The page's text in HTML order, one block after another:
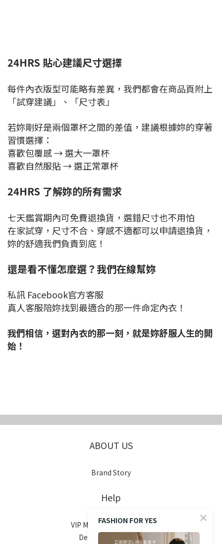
24HRS 貼心建議尺寸選擇
每件內衣版型可能略有差異，我們都會在商品頁附上
「試穿建議」、「尺寸表」
若妳剛好是兩個罩杯之間的差值，建議根據妳的穿著
習慣選擇：
喜歡包覆感 → 選大一罩杯
喜歡自然服貼 → 選正常罩杯
24HRS 了解妳的所有需求
七天鑑賞期內可免費退換貨，選錯尺寸也不用怕
在家試穿，尺寸不合、穿感不適都可以申請退換貨，
妳的舒適我們負責到底！
還是看不懂怎麼選？我們在線幫妳
私訊 Facebook官方客服
真人客服陪妳找到最適合的那一件命定內衣！
我們相信，選對內衣的那一刻，就是妳舒服人生的開
始！
ABOUT US
Brand Story
Help
VIP Membership System
Delivery & Shipping
FASHION FOR YES